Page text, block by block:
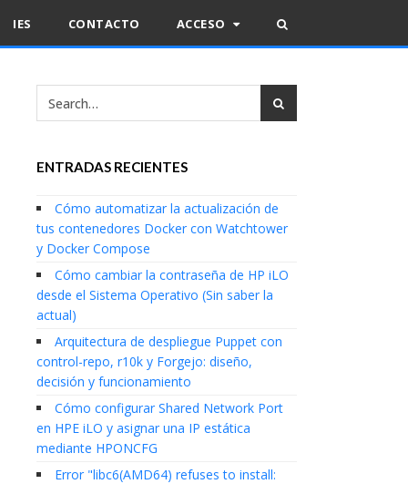
IES CONTACTO ACCESO
ENTRADAS RECIENTES
Cómo automatizar la actualización de
tus contenedores Docker con Watchtower
y Docker Compose
Cómo cambiar la contraseña de HP iLO
desde el Sistema Operativo (Sin saber la
actual)
Arquitectura de despliegue Puppet con
control-repo, r10k y Forgejo: diseño,
decisión y funcionamiento
Cómo configurar Shared Network Port
en HPE iLO y asignar una IP estática
mediante HPONCFG
Error "libc6(AMD64) refuses to install: